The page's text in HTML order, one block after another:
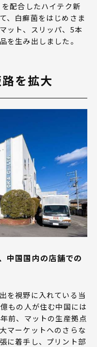
配合したハイテク新
、白癬菌をはじめさま
ット、スリッパ、5本
を生み出しました。
を拡大
中国国内の店舗での
を視野に入れている当
もの人が住む中国には
前、マットの生産拠点
マーケットへのさらな
に着手し、プリント部